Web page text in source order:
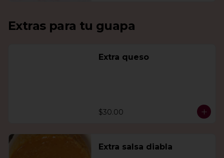
Extras para tu guapa
Extra queso
$30.00
Extra salsa diabla